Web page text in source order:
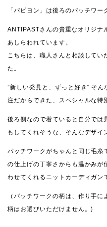
「パピヨン」は後ろのパッチワー
ANTIPASTさんの貴重なオリジナ
あしらわれています。
こちらは、職人さんと相談して
た。
”新しい発見と、ずっと好き” そ
注だからできた、スペシャルな特
後ろ側なので着ていると自分では
もしてくれそうな、そんなデザイ
パッチワークがちゃんと同じ毛糸
の仕上げの丁寧さからも温かみが
わせてくれるニットカーディガン
（パッチワークの柄は、作り手
柄はお選びいただけません。)